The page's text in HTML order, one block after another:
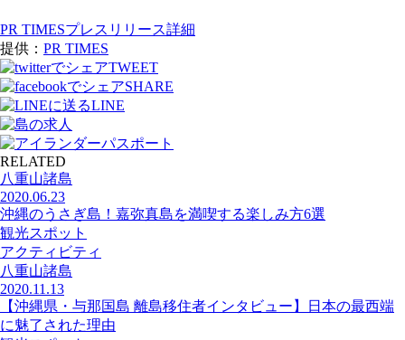
PR TIMESプレスリリース詳細
提供： PR TIMES
TWEET
SHARE
LINE
RELATED
八重山諸島
2020.06.23
沖縄のうさぎ島！嘉弥真島を満喫する楽しみ方6選
観光スポット
アクティビティ
八重山諸島
2020.11.13
【沖縄県・与那国島 離島移住者インタビュー】日本の最西端
に魅了された理由